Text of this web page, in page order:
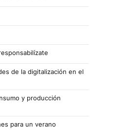
de la digitalización en el
y producción
para un verano